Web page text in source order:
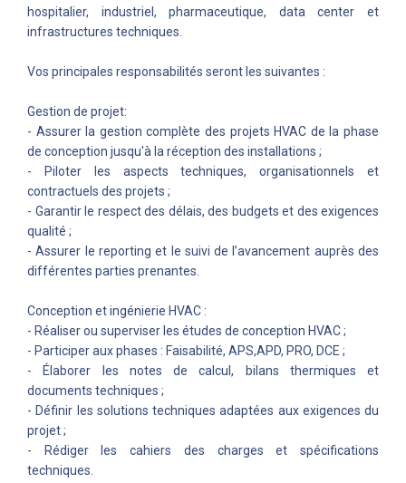
hospitalier, industriel, pharmaceutique, data center et
infrastructures techniques.
Vos principales responsabilités seront les suivantes :
Gestion de projet:
- Assurer la gestion complète des projets HVAC de la phase
de conception jusqu'à la réception des installations ;
- Piloter les aspects techniques, organisationnels et
contractuels des projets ;
- Garantir le respect des délais, des budgets et des exigences
qualité ;
- Assurer le reporting et le suivi de l’avancement auprès des
différentes parties prenantes.
Conception et ingénierie HVAC :
- Réaliser ou superviser les études de conception HVAC ;
- Participer aux phases : Faisabilité, APS,APD, PRO, DCE ;
- Élaborer les notes de calcul, bilans thermiques et
documents techniques ;
- Définir les solutions techniques adaptées aux exigences du
projet ;
- Rédiger les cahiers des charges et spécifications
techniques.